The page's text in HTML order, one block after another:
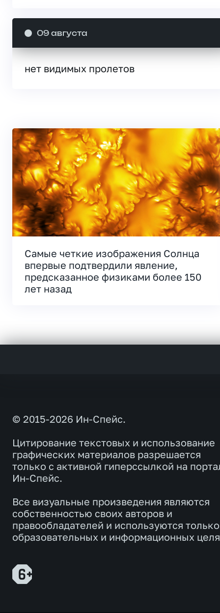
09 августа
нет видимых пролетов
Самые четкие изображения Солнца
впервые подтвердили явление,
предсказанное физиками более 150
лет назад
© 2015-2026 Ин-Спейс.
Цитирование текстовых и использование
графических материалов разрешается
только с активной гиперссылкой на
Ин-Спейс.
Все визуальные произведения являются
собственностью своих авторов и
правообладателей и используются
образовательных и информационных